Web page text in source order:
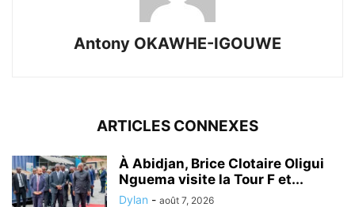
Antony OKAWHE-IGOUWE
ARTICLES CONNEXES
À Abidjan, Brice Clotaire Oligui
Nguema visite la Tour F et...
Dylan - août 7, 2026